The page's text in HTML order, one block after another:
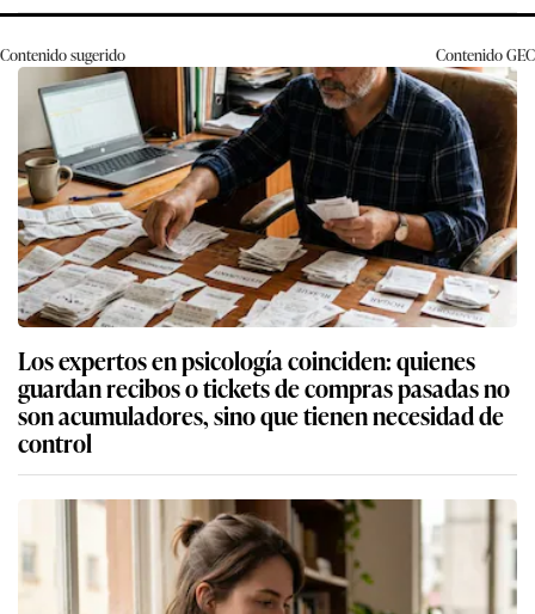
Contenido sugerido ContenidoGEC
Los expertos en psicología coinciden: quienes
guardan recibos o tickets de compras pasadas no
son acumuladores, sino que tienen necesidad de
control